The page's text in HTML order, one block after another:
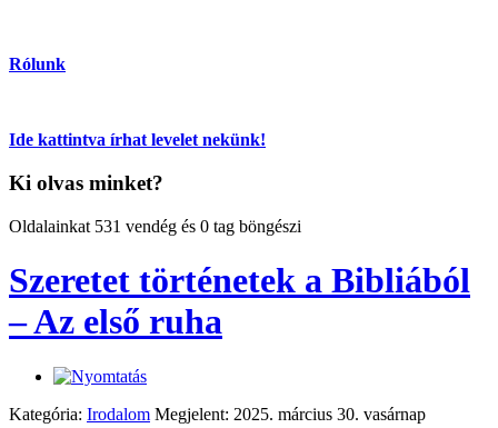
Rólunk
Ide kattintva írhat levelet nekünk!
Ki olvas minket?
Oldalainkat 531 vendég és 0 tag böngészi
Szeretet történetek a Bibliából
– Az első ruha
Kategória: Irodalom Megjelent: 2025. március 30. vasárnap